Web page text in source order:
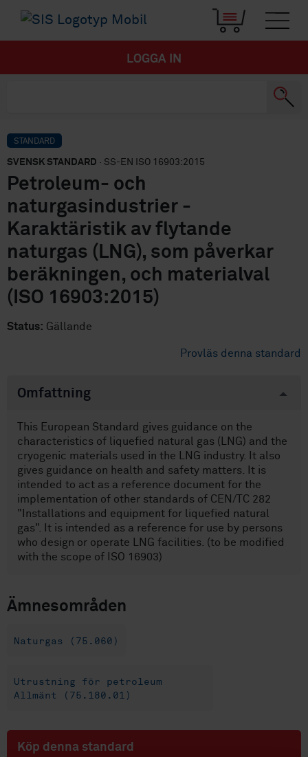
LOGGA IN
STANDARD
SVENSK STANDARD · SS-EN ISO 16903:2015
Petroleum- och
naturgasindustrier -
Karaktäristik av flytande
naturgas (LNG), som påverkar
beräkningen, och materialval
(ISO 16903:2015)
Status: Gällande
Provläs denna standard
Omfattning
This European Standard gives guidance on the
characteristics of liquefied natural gas (LNG) and the
cryogenic materials used in the LNG industry. It also
gives guidance on health and safety matters. It is
intended to act as a reference document for the
implementation of other standards of CEN/TC 282
"Installations and equipment for liquefied natural
gas". It is intended as a reference for use by persons
who design or operate LNG facilities. (to be modified
with the scope of ISO 16903)
Ämnesområden
Naturgas (75.060)
Utrustning för petroleum
Allmänt (75.180.01)
Köp denna standard